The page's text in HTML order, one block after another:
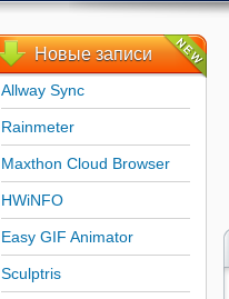
Новыезаписи
Allway Sync
Rainmeter
Maxthon Cloud Browser
HWiNFO
Easy GIF Animator
Sculptris